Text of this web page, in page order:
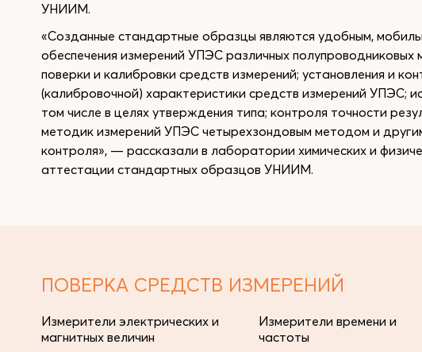
УНИИМ.
«Созданные стандартные образцы являются удобным,
обеспечения измерений УПЭС различных полупроводниковых
поверки и калибровки средств измерений; установления и
(калибровочной) характеристики средств измерений УПЭС;
том числе в целях утверждения типа; контроля точности
методик измерений УПЭС четырехзондовым методом и
контроля», — рассказали в лаборатории химических и
аттестации стандартных образцов УНИИМ.
ПОВЕРКА СРЕДСТВ ИЗМЕРЕНИЙ
Измерители электрических и
магнитных величин
Измерители времени и
частоты